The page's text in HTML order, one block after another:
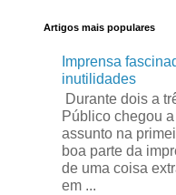
Artigos mais populares
Imprensa
inutilidades
Durante dois a
Público chegou
assunto na
boa parte da
de uma coisa
em ...